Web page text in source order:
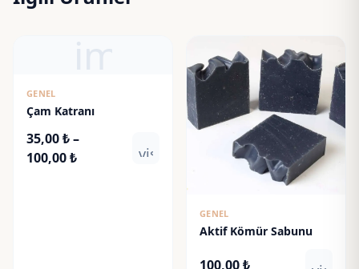
GENEL
Çam Katranı
35,00₺–
100,00₺Fiyat
visibility
GENEL
Aktif Kömür Sabunu
100,00₺